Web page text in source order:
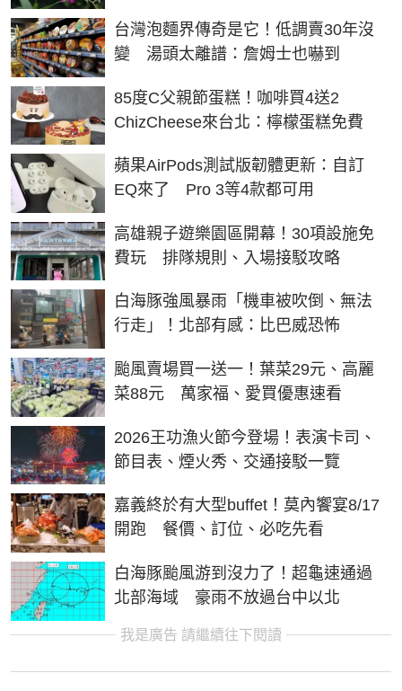
台灣泡麵界傳奇是它！低調賣30年沒
變 湯頭太離譜：詹姆士也嚇到
85度C父親節蛋糕！咖啡買4送2
ChizCheese來台北：檸檬蛋糕免費
蘋果AirPods測試版韌體更新：自訂
EQ來了 Pro 3等4款都可用
高雄親子遊樂園區開幕！30項設施免
費玩 排隊規則、入場接駁攻略
白海豚強風暴雨「機車被吹倒、無法
行走」！北部有感：比巴威恐怖
颱風賣場買一送一！葉菜29元、高麗
菜88元 萬家福、愛買優惠速看
2026王功漁火節今登場！表演卡司、
節目表、煙火秀、交通接駁一覽
嘉義終於有大型buffet！莫內饗宴8/17
開跑 餐價、訂位、必吃先看
白海豚颱風游到沒力了！超龜速通過
北部海域 豪雨不放過台中以北
我是廣告 請繼續往下閱讀